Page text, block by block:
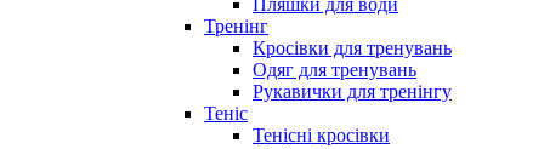
Тренінг
Кросівки для тренувань
Одяг для тренувань
Рукавички для тренінгу
Теніс
Тенісні кросівки